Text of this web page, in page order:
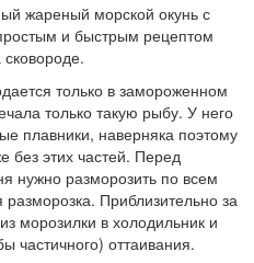
жареный морской окунь с
и быстрым рецептом
только в замороженном
только такую рыбу. У него
плавники, наверняка поэтому
без этих частей. Перед
нужно разморозить по всем
Приблизительно за
морозилки в холодильник и
частичного) оттаивания.